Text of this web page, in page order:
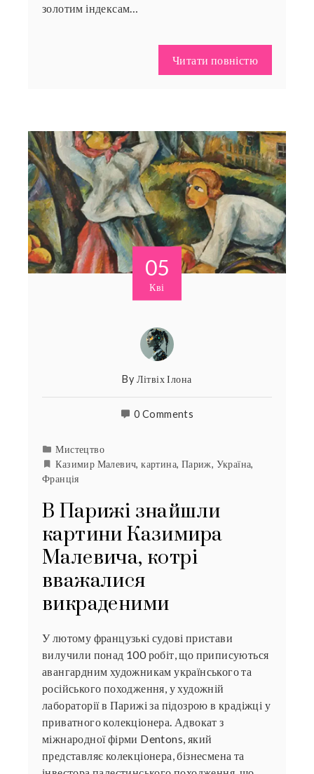
золотим індексам…
Читати повністю
05
Кві
By Літвіх Ілона
0 Comments
Мистецтво
Казимир Малевич,картина, Париж, Україна,
Франція
В Парижі знайшли
картини Казимира
Малевича, котрі
вважалися
викраденими
У лютому французькі судові пристави
вилучили понад 100 робіт, що приписуються
авангардним художникам українського та
російського походження, у художній
лабораторії в Парижі за підозрою в крадіжці у
приватного колекціонера. Адвокат з
міжнародної фірми Dentons, який
представляє колекціонера, бізнесмена та